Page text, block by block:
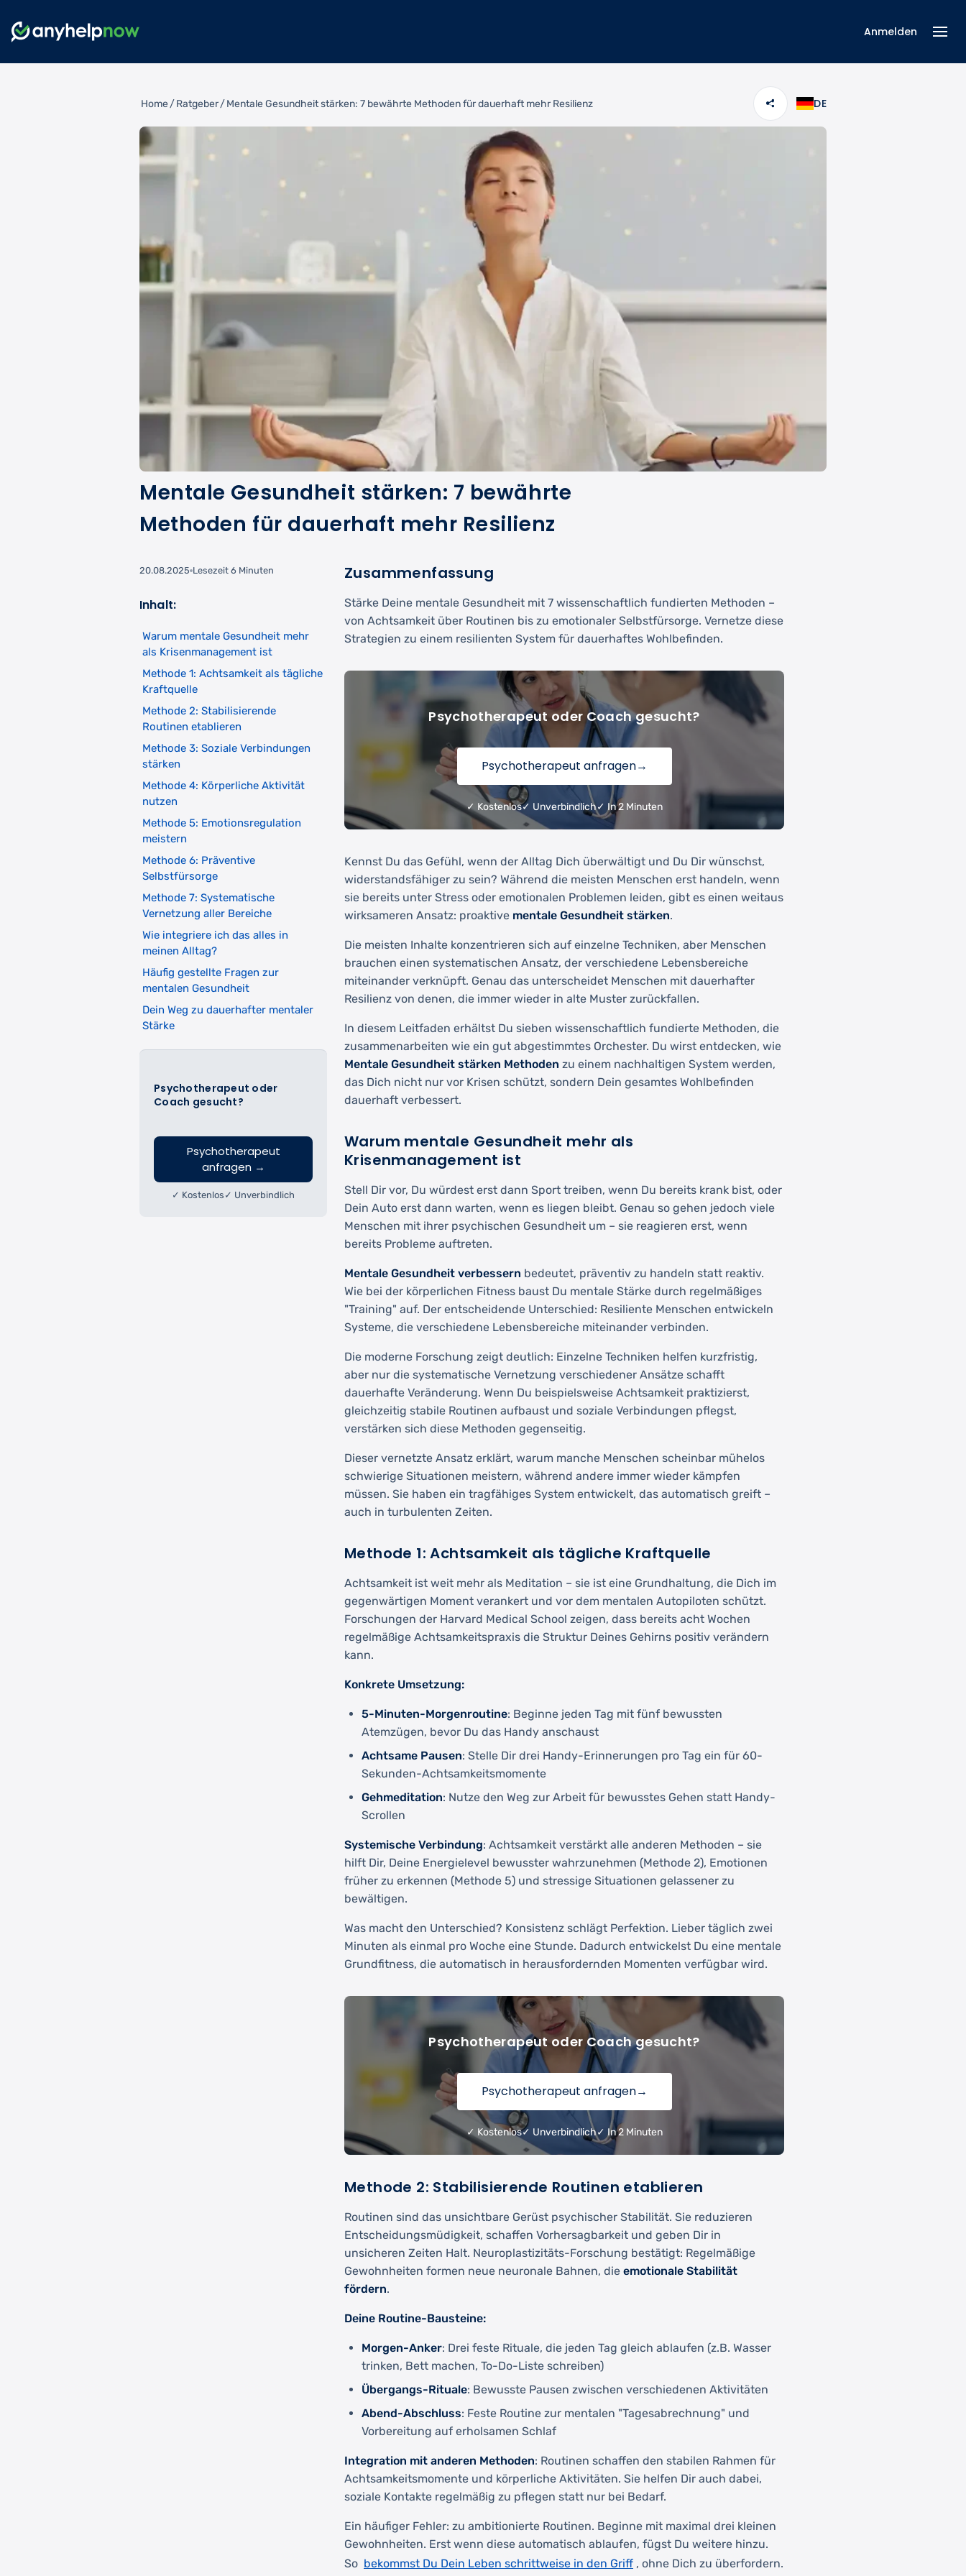
Anmelden
Home/Ratgeber/Mentale Gesundheit stärken: 7 bewährte Methoden für dauerhaft mehr Resilienz DE
Mentale Gesundheit stärken: 7 bewährte
Methoden für dauerhaft mehr Resilienz
20.08.2025 Lesezeit 6 Minuten
Inhalt:
Psychotherapeut oder
Coach gesucht?
Psychotherapeut
anfragen →
✓ Kostenlos ✓ Unverbindlich
Warum mentale Gesundheit mehr
als Krisenmanagement ist
Methode 1: Achtsamkeit als tägliche
Kraftquelle
Methode 2: Stabilisierende
Routinen etablieren
Methode 3: Soziale Verbindungen
stärken
Methode 4: Körperliche Aktivität
nutzen
Methode 5: Emotionsregulation
meistern
Methode 6: Präventive
Selbstfürsorge
Methode 7: Systematische
Vernetzung aller Bereiche
Wie integriere ich das alles in
meinen Alltag?
Häufig gestellte Fragen zur
mentalen Gesundheit
Dein Weg zu dauerhafter mentaler
Stärke
Zusammenfassung
Stärke Deine mentale Gesundheit mit 7 wissenschaftlich fundierten Methoden –
von Achtsamkeit über Routinen bis zu emotionaler Selbstfürsorge. Vernetze diese
Strategien zu einem resilienten System für dauerhaftes Wohlbefinden.
Psychotherapeut oder Coach gesucht?
Psychotherapeut anfragen→
✓ Kostenlos✓ Unverbindlich✓ In 2 Minuten
Kennst Du das Gefühl, wenn der Alltag Dich überwältigt und Du Dir wünschst,
widerstandsfähiger zu sein? Während die meisten Menschen erst handeln, wenn
sie bereits unter Stress oder emotionalen Problemen leiden, gibt es einen weitaus
wirksameren Ansatz: proaktive mentale Gesundheit stärken.
Die meisten Inhalte konzentrieren sich auf einzelne Techniken, aber Menschen
brauchen einen systematischen Ansatz, der verschiedene Lebensbereiche
miteinander verknüpft. Genau das unterscheidet Menschen mit dauerhafter
Resilienz von denen, die immer wieder in alte Muster zurückfallen.
In diesem Leitfaden erhältst Du sieben wissenschaftlich fundierte Methoden, die
zusammenarbeiten wie ein gut abgestimmtes Orchester. Du wirst entdecken, wie
Mentale Gesundheit stärken Methoden zu einem nachhaltigen System werden,
das Dich nicht nur vor Krisen schützt, sondern Dein gesamtes Wohlbefinden
dauerhaft verbessert.
Warum mentale Gesundheit mehr als
Krisenmanagement ist
Stell Dir vor, Du würdest erst dann Sport treiben, wenn Du bereits krank bist, oder
Dein Auto erst dann warten, wenn es liegen bleibt. Genau so gehen jedoch viele
Menschen mit ihrer psychischen Gesundheit um – sie reagieren erst, wenn
bereits Probleme auftreten.
Mentale Gesundheit verbessern bedeutet, präventiv zu handeln statt reaktiv.
Wie bei der körperlichen Fitness baust Du mentale Stärke durch regelmäßiges
"Training" auf. Der entscheidende Unterschied: Resiliente Menschen entwickeln
Systeme, die verschiedene Lebensbereiche miteinander verbinden.
Die moderne Forschung zeigt deutlich: Einzelne Techniken helfen kurzfristig,
aber nur die systematische Vernetzung verschiedener Ansätze schafft
dauerhafte Veränderung. Wenn Du beispielsweise Achtsamkeit praktizierst,
gleichzeitig stabile Routinen aufbaust und soziale Verbindungen pflegst,
verstärken sich diese Methoden gegenseitig.
Dieser vernetzte Ansatz erklärt, warum manche Menschen scheinbar mühelos
schwierige Situationen meistern, während andere immer wieder kämpfen
müssen. Sie haben ein tragfähiges System entwickelt, das automatisch greift –
auch in turbulenten Zeiten.
Methode 1: Achtsamkeit als tägliche Kraftquelle
Achtsamkeit ist weit mehr als Meditation – sie ist eine Grundhaltung, die Dich im
gegenwärtigen Moment verankert und vor dem mentalen Autopiloten schützt.
Forschungen der Harvard Medical School zeigen, dass bereits acht Wochen
regelmäßige Achtsamkeitspraxis die Struktur Deines Gehirns positiv verändern
kann.
Konkrete Umsetzung:
5-Minuten-Morgenroutine: Beginne jeden Tag mit fünf bewussten
Atemzügen, bevor Du das Handy anschaust
Achtsame Pausen: Stelle Dir drei Handy-Erinnerungen pro Tag ein für 60-
Sekunden-Achtsamkeitsmomente
Gehmeditation: Nutze den Weg zur Arbeit für bewusstes Gehen statt Handy-
Scrollen
Systemische Verbindung: Achtsamkeit verstärkt alle anderen Methoden – sie
hilft Dir, Deine Energielevel bewusster wahrzunehmen (Methode 2), Emotionen
früher zu erkennen (Methode 5) und stressige Situationen gelassener zu
bewältigen.
Was macht den Unterschied? Konsistenz schlägt Perfektion. Lieber täglich zwei
Minuten als einmal pro Woche eine Stunde. Dadurch entwickelst Du eine mentale
Grundfitness, die automatisch in herausfordernden Momenten verfügbar wird.
Psychotherapeut oder Coach gesucht?
Psychotherapeut anfragen→
✓ Kostenlos✓ Unverbindlich✓ In 2 Minuten
Methode 2: Stabilisierende Routinen etablieren
Routinen sind das unsichtbare Gerüst psychischer Stabilität. Sie reduzieren
Entscheidungsmüdigkeit, schaffen Vorhersagbarkeit und geben Dir in
unsicheren Zeiten Halt. Neuroplastizitäts-Forschung bestätigt: Regelmäßige
Gewohnheiten formen neue neuronale Bahnen, die emotionale Stabilität
fördern.
Deine Routine-Bausteine:
Morgen-Anker: Drei feste Rituale, die jeden Tag gleich ablaufen (z.B. Wasser
trinken, Bett machen, To-Do-Liste schreiben)
Übergangs-Rituale: Bewusste Pausen zwischen verschiedenen Aktivitäten
Abend-Abschluss: Feste Routine zur mentalen "Tagesabrechnung" und
Vorbereitung auf erholsamen Schlaf
Integration mit anderen Methoden: Routinen schaffen den stabilen Rahmen für
Achtsamkeitsmomente und körperliche Aktivitäten. Sie helfen Dir auch dabei,
soziale Kontakte regelmäßig zu pflegen statt nur bei Bedarf.
Ein häufiger Fehler: zu ambitionierte Routinen. Beginne mit maximal drei kleinen
Gewohnheiten. Erst wenn diese automatisch ablaufen, fügst Du weitere hinzu.
So bekommst Du Dein Leben schrittweise in den Griff , ohne Dich zu überfordern.